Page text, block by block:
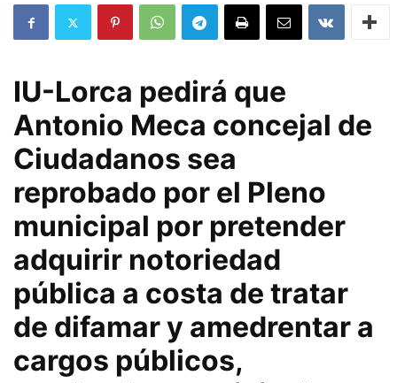
IU-Lorca pedirá que
Antonio Meca concejal de
Ciudadanos sea
reprobado por el Pleno
municipal por pretender
adquirir notoriedad
pública a costa de tratar
de difamar y amedrentar a
cargos públicos,